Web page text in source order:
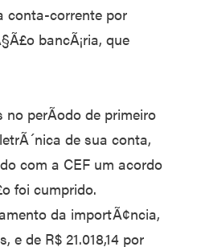
conta-corrente por
bancÃ¡ria, que
no perÃ­odo de primeiro
de sua conta,
com a CEF um acordo
foi cumprido.
da importÃ¢ncia,
de R$ 21.018,14 por